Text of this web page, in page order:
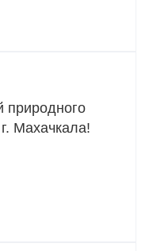
природного
Махачкала!